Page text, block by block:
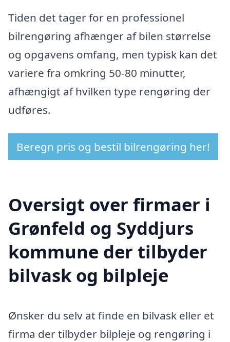
Tiden det tager for en professionel
bilrengøring afhænger af bilen størrelse
og opgavens omfang, men typisk kan det
variere fra omkring 50-80 minutter,
afhængigt af hvilken type rengøring der
udføres.
Beregn pris og bestil bilrengøring her!
Oversigt over firmaer i
Grønfeld og Syddjurs
kommune der tilbyder
bilvask og bilpleje
Ønsker du selv at finde en bilvask eller et
firma der tilbyder bilpleje og rengøring i